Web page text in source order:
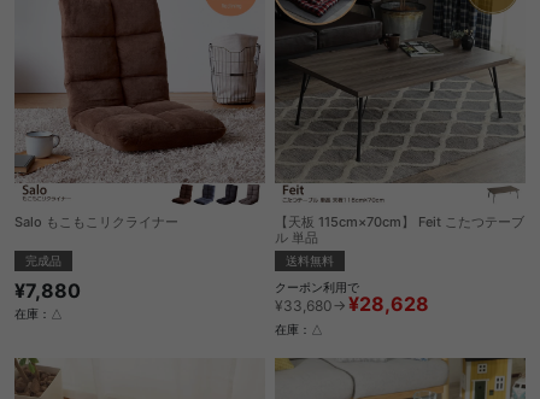
Salo もこもこリクライナー
完成品
¥7,880
在庫：△
【天板 115cm×70cm】 Feit こたつテーブ
ル 単品
送料無料
クーポン利用で
¥33,680→ ¥28,628
在庫：△